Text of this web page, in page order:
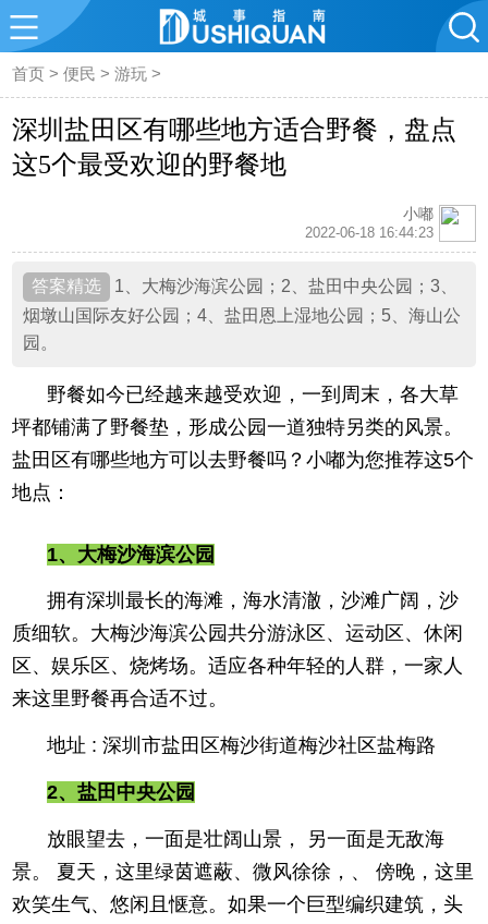
首页 >便民 >游玩 >
深圳盐田区有哪些地方适合野餐，盘点
这5个最受欢迎的野餐地
小嘟
2022-06-18 16:44:23
1、大梅沙海滨公园；2、盐田中央公园；3、
烟墩山国际友好公园；4、盐田恩上湿地公园；5、海山公
园。
野餐如今已经越来越受欢迎，一到周末，各大草
坪都铺满了野餐垫，形成公园一道独特另类的风景。
盐田区有哪些地方可以去野餐吗？小嘟为您推荐这5个
地点：
1、大梅沙海滨公园
拥有深圳最长的海滩，海水清澈，沙滩广阔，沙
质细软。大梅沙海滨公园共分游泳区、运动区、休闲
区、娱乐区、烧烤场。适应各种年轻的人群，一家人
来这里野餐再合适不过。
地址 : 深圳市盐田区梅沙街道梅沙社区盐梅路
2、盐田中央公园
放眼望去，一面是壮阔山景， 另一面是无敌海
景。 夏天，这里绿茵遮蔽、微风徐徐，、 傍晚，这里
欢笑生气、悠闲且惬意。如果一个巨型编织建筑，头